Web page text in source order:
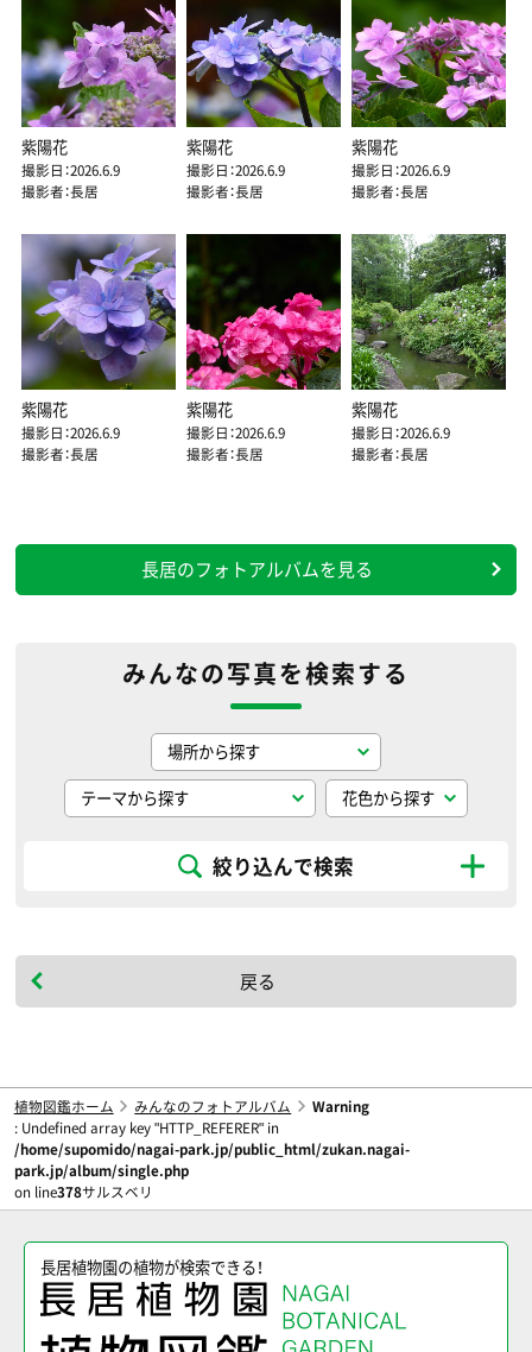
紫陽花
撮影日：2026.6.9
撮影者：長居
紫陽花
撮影日：2026.6.9
撮影者：長居
紫陽花
撮影日：2026.6.9
撮影者：長居
紫陽花
撮影日：2026.6.9
撮影者：長居
紫陽花
撮影日：2026.6.9
撮影者：長居
紫陽花
撮影日：2026.6.9
撮影者：長居
長居のフォトアルバムを見る
みんなの写真を検索する
絞り込んで検索
戻る
植物図鑑ホーム みんなのフォトアルバム
Warning
: Undefined array key "HTTP_REFERER" in
/home/supomido/nagai-park.jp/public_html/zukan.nagai-
park.jp/album/single.php
on line378サルスベリ
長居植物園の植物が検索できる！